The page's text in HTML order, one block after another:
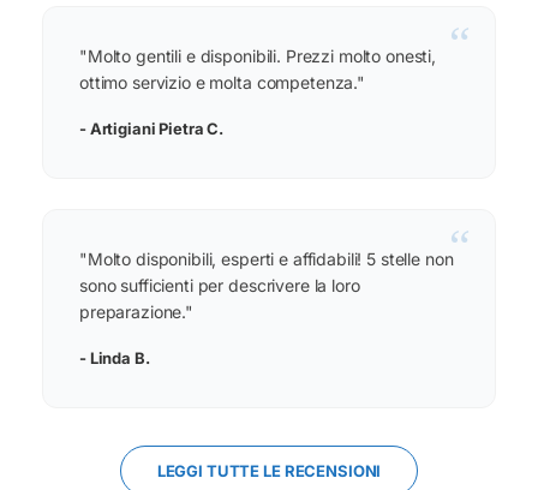
“
"Molto gentili e disponibili. Prezzi molto onesti,
ottimo servizio e molta competenza."
- Artigiani Pietra C.
“
"Molto disponibili, esperti e affidabili! 5 stelle non
sono sufficienti per descrivere la loro
preparazione."
- Linda B.
LEGGI TUTTE LE RECENSIONI